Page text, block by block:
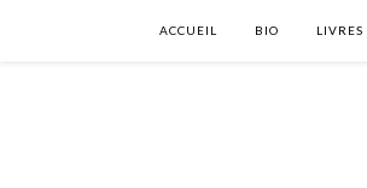
ACCUEIL BIO LIVRES